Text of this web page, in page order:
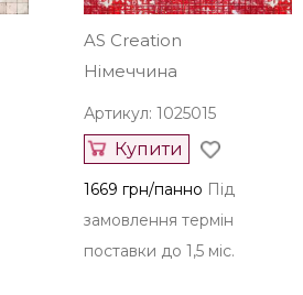
AS Creation
Німеччина
Артикул: 1025015
Купити
1669 грн/панно Під
замовлення термін
поставки до 1,5 міс.